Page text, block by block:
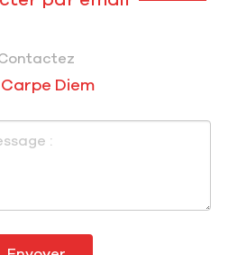
Carpe Diem